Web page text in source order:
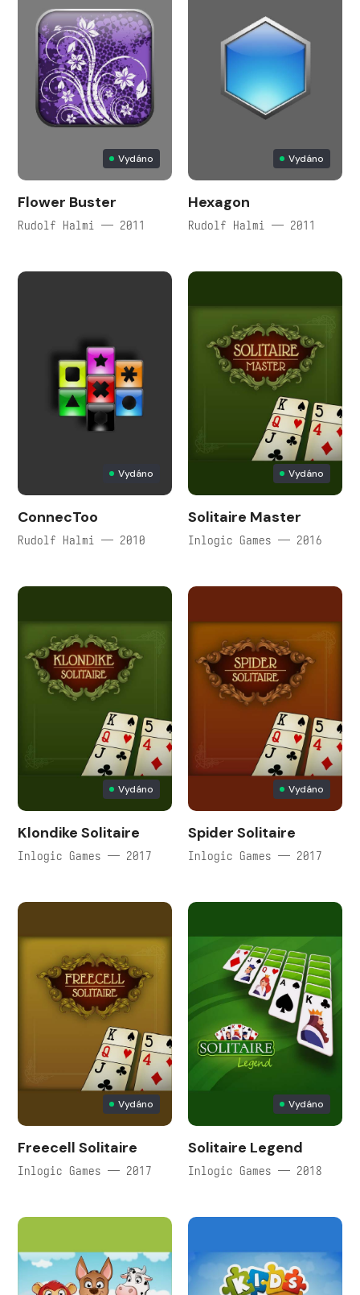
Vydáno
Flower Buster
Rudolf Halmi — 2011
Vydáno
Hexagon
Rudolf Halmi — 2011
Vydáno
ConnecToo
Rudolf Halmi — 2010
Vydáno
Solitaire Master
Inlogic Games — 2016
Vydáno
Klondike Solitaire
Inlogic Games — 2017
Vydáno
Spider Solitaire
Inlogic Games — 2017
Vydáno
Freecell Solitaire
Inlogic Games — 2017
Vydáno
Solitaire Legend
Inlogic Games — 2018